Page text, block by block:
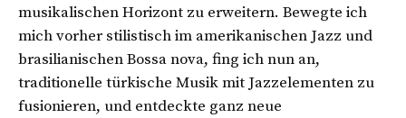
musikalischen Horizont zu erweitern. Bewegte ich
mich vorher stilistisch im amerikanischen Jazz und
brasilianischen Bossa nova, fing ich nun an,
traditionelle türkische Musik mit Jazzelementen zu
fusionieren, und entdeckte ganz neue